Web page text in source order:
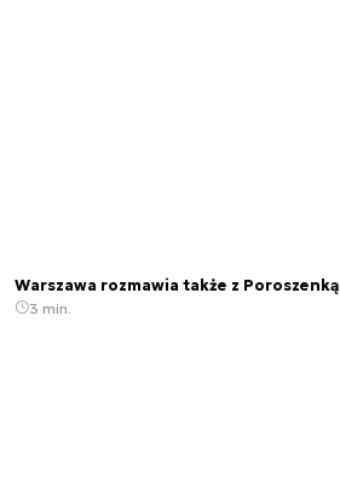
Warszawa rozmawia także z Poroszenką
3 min.